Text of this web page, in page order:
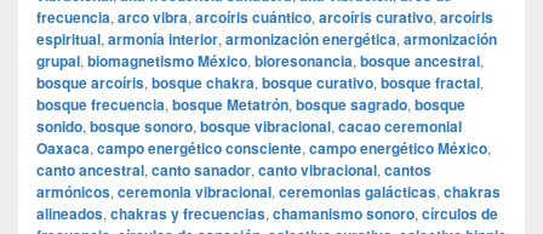
frecuencia, arco vibra, arcoíris cuántico, arcoíris curativo, arcoíris
espiritual, armonía interior, armonización energética, armonización
grupal, biomagnetismo México, bioresonancia, bosque ancestral,
bosque arcoíris, bosque chakra, bosque curativo, bosque fractal,
bosque frecuencia, bosque Metatrón, bosque sagrado, bosque
sonido, bosque sonoro, bosque vibracional, cacao ceremonial
Oaxaca, campo energético consciente, campo energético México,
canto ancestral, canto sanador, canto vibracional, cantos
armónicos, ceremonia vibracional, ceremonias galácticas, chakras
alineados, chakras y frecuencias, chamanismo sonoro, círculos de